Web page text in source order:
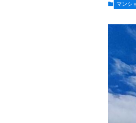
マンシ